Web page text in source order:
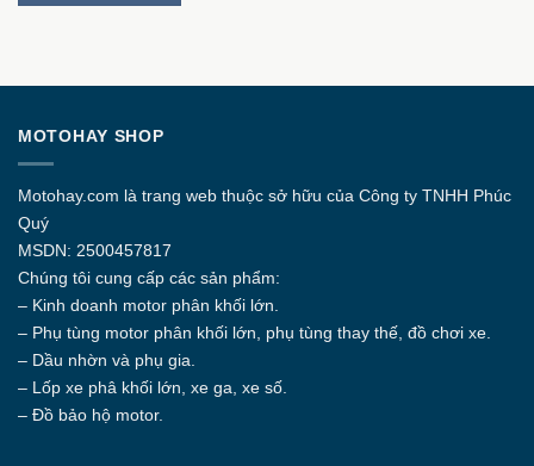
MOTOHAY SHOP
Motohay.com là trang web thuộc sở hữu của Công ty TNHH Phúc
Quý
MSDN: 2500457817
Chúng tôi cung cấp các sản phẩm:
– Kinh doanh motor phân khối lớn.
– Phụ tùng motor phân khối lớn, phụ tùng thay thế, đồ chơi xe.
– Dầu nhờn và phụ gia.
– Lốp xe phâ khối lớn, xe ga, xe số.
– Đồ bảo hộ motor.